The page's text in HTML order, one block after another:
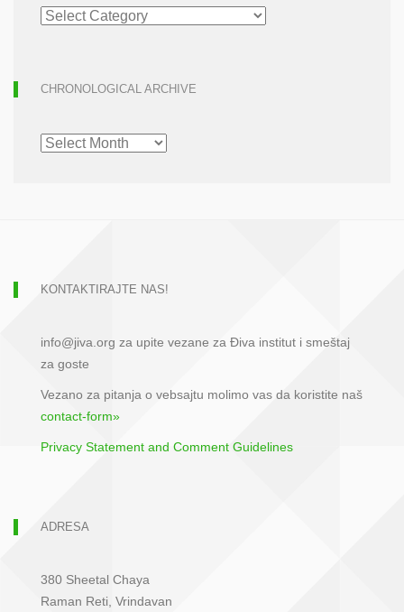
ARTICLE
ARCHIVE
CHRONOLOGICAL ARCHIVE
CHRONOLOGICAL
ARCHIVE
KONTAKTIRAJTE NAS!
info@jiva.org za upite vezane za Điva institut i smeštaj
za goste
Vezano za pitanja o vebsajtu molimo vas da koristite naš
contact-form»
Privacy Statement and Comment Guidelines
ADRESA
380 Sheetal Chaya
Raman Reti, Vrindavan